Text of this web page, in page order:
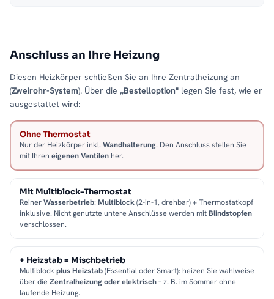
Anschluss an Ihre Heizung
Diesen Heizkörper schließen Sie an Ihre Zentralheizung an
(Zweirohr-System). Über die „Bestelloption" legen Sie fest, wie er
ausgestattet wird:
Ohne Thermostat
Nur der Heizkörper inkl. Wandhalterung. Den Anschluss stellen Sie
mit Ihren eigenen Ventilen her.
Mit Multiblock-Thermostat
ReinerWasserbetrieb: Multiblock(2-in-1, drehbar) + Thermostatkopf
inklusive. Nicht genutzte untere Anschlüsse werden mitBlindstopfen
verschlossen.
+ Heizstab = Mischbetrieb
Multiblock plus Heizstab(Essential oder Smart): heizen Sie wahlweise
über die Zentralheizung oder elektrisch– z. B. im Sommer ohne
laufende Heizung.